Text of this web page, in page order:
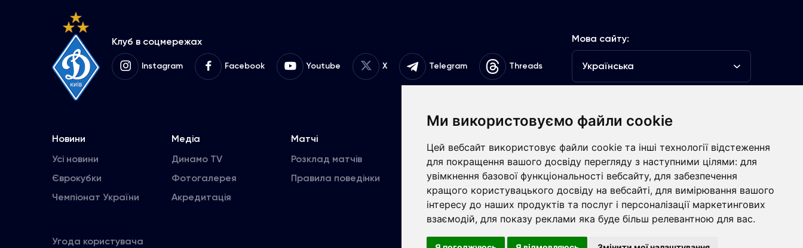
Ми використовуємо файли cookie
Цей вебсайт використовує файли cookie та інші технології відстеження
для покращення вашого досвіду перегляду з наступними цілями: для
увімкнення базової функціональності вебсайту, для забезпечення
кращого користувацького досвіду на вебсайті, для вимірювання вашого
інтересу до наших продуктів та послуг і персоналізації маркетингових
взаємодій, для показу реклами яка буде більш релевантною для вас.
Клуб в соцмережах
Instagram Facebook Youtube X Telegram Threads
Мова сайту:
Українська
Новини
Усі новини
Єврокубки
Чемпіонат України
Медіа
Динамо TV
Фотогалерея
Акредитація
Матчі
Розклад матчів
Правила поведінки
Перша команда
Контакти
Вболівальникам
Угода користувача